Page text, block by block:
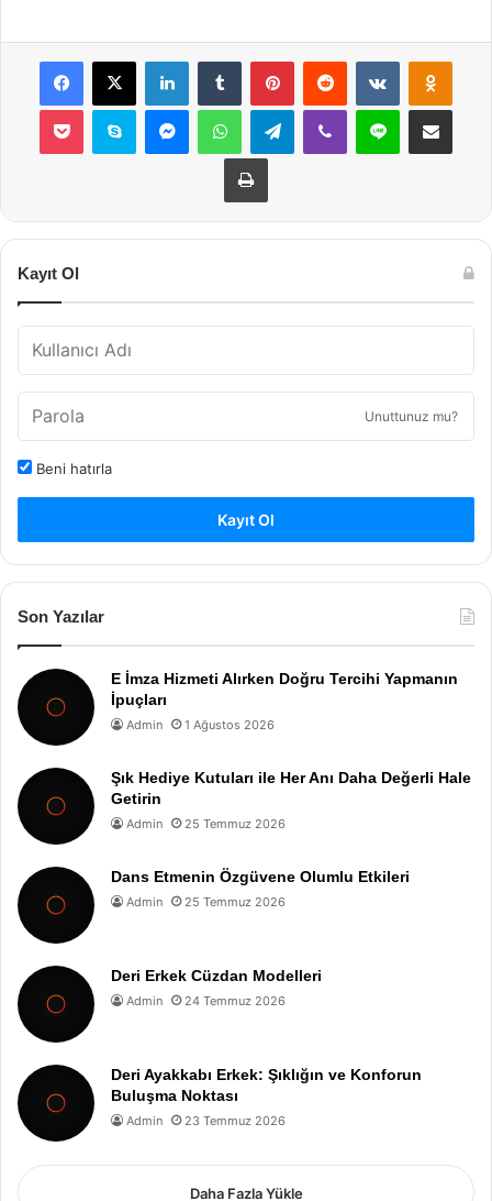
Facebook
X LinkedInTumblr PinterestReddit VKontakte
Pocket Skype MessengerWhatsAppTelegramViber Line E-Posta ile
Yazdır
Kayıt Ol
Unuttunuz mu?
Beni hatırla
Kayıt Ol
Son Yazılar
E İmza Hizmeti Alırken Doğru Tercihi Yapmanın
İpuçları
Admin 1 Ağustos 2026
Şık Hediye Kutuları ile Her Anı Daha Değerli Hale
Getirin
Admin 25 Temmuz 2026
Dans Etmenin Özgüvene Olumlu Etkileri
Admin 25 Temmuz 2026
Deri Erkek Cüzdan Modelleri
Admin 24 Temmuz 2026
Deri Ayakkabı Erkek: Şıklığın ve Konforun
Buluşma Noktası
Admin 23 Temmuz 2026
Daha Fazla Yükle